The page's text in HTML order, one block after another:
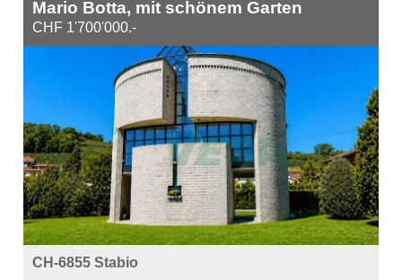
Mario Botta, mit schönem Garten
CHF 1'700'000.-
CH-6855 Stabio